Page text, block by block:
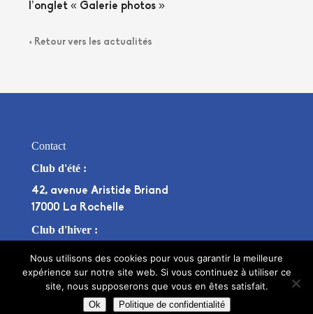
l’onglet « Galerie photos »
< Retour vers les actualités
Contact
Club d'été :
42, avenue Aristide Briand
17000 La Rochelle
Club d'hiver :
Stade Bouffenie, Avenue Pierre de Coubertin
17000 La Rochelle
tennisclubrochelais@hotmail.fr
+33975693788OU+33781833289
Nous utilisons des cookies pour vous garantir la meilleure
expérience sur notre site web. Si vous continuez à utiliser ce
site, nous supposerons que vous en êtes satisfait.
Ok Politique de confidentialité